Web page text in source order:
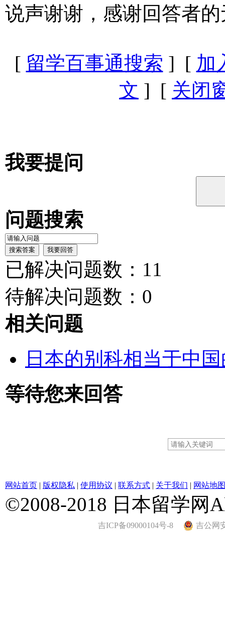
说声谢谢，感谢回答者
[ 留学百事通搜索 ] [ 加
文 ] [ 关闭
我要提问
问题搜索
已解决问题数：11
待解决问题数：0
相关问题
日本的别科相当于中
等待您来回答
网站首页 | 版权隐私 | 使用协议 | 联系方式 | 关于我们 | 网站地图
©2008-2018 日本留学网
吉ICP备09000104号-8 吉公网